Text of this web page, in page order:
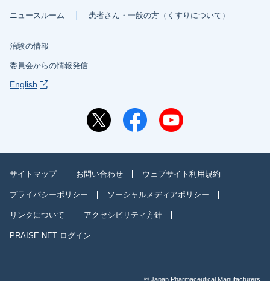
ニュースルーム 患者さん・一般の方（くすりについて）
治験の情報
委員会からの情報発信
English
サイトマップ お問い合わせ ウェブサイト利用規約
プライバシーポリシー ソーシャルメディアポリシー
リンクについて アクセシビリティ方針
PRAISE-NET ログイン
© Japan Pharmaceutical Manufacturers